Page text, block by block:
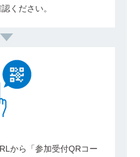
ください。
から「参加受付QRコー